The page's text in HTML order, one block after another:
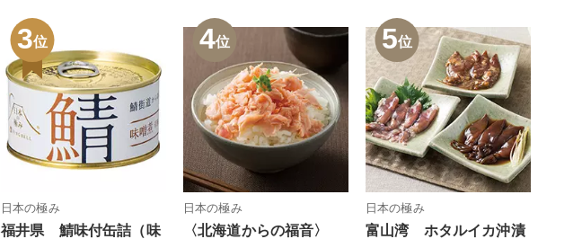
3位
日本の極み
福井県 鯖味付缶詰（味
4位
日本の極み
〈北海道からの福音〉
5位
日本の極み
富山湾 ホタルイカ沖漬